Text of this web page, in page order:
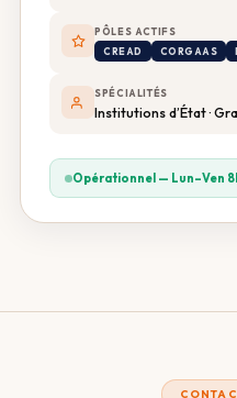
PÔLES ACTIFS
CREAD
CORGAAS
SPÉCIALITÉS
Institutions d’État ·
Opérationnel — Lun–Ven